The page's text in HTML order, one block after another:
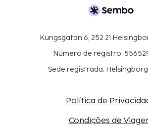
Kungsgatan 6, 252 21
Número de registro:
Sede registrada:
Política de
Condições de